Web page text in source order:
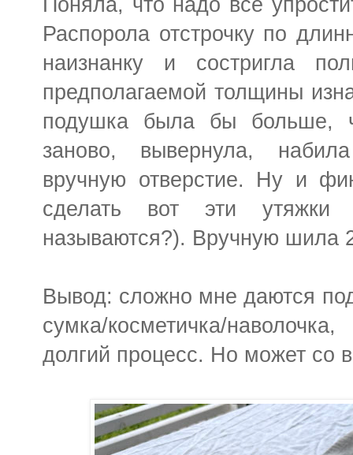
Распорола отстрочку по
наизнанку и состригла
предполагаемой толщины
подушка была бы больше,
заново, вывернула,
вручную отверстие. Ну и
сделать вот эти
называются?). Вручную шила
Вывод: сложно мне даются
сумка/косметичка/
долгий процесс. Но может со